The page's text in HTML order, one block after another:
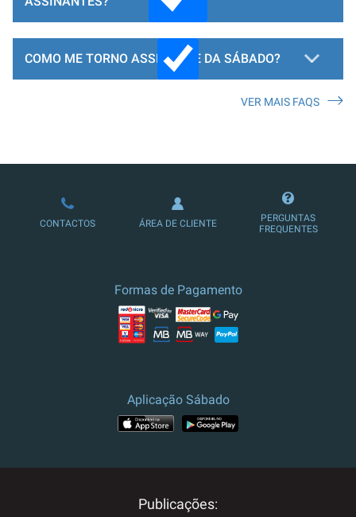
COMO ME TORNO ASSINANTE DA SÁBADO?
LOJA DE ASSINATURAS
VER MAIS FAQS
CONTACTOS ÁREA DE CLIENTE
PERGUNTAS
FREQUENTES
Formas de Pagamento
Aplicação Sábado
Publicações: